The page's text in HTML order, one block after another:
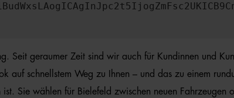
Seit geraumer Zeit sind wir auch für Kundinnen und
auf schnellstem Weg zu Ihnen – und das zu einem
Sie wählen für Bielefeld zwischen neuen Fahrzeugen